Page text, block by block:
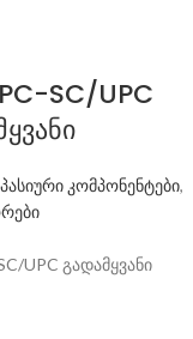
SC/UPC
კომპონენტები,
UPC გადამყვანი